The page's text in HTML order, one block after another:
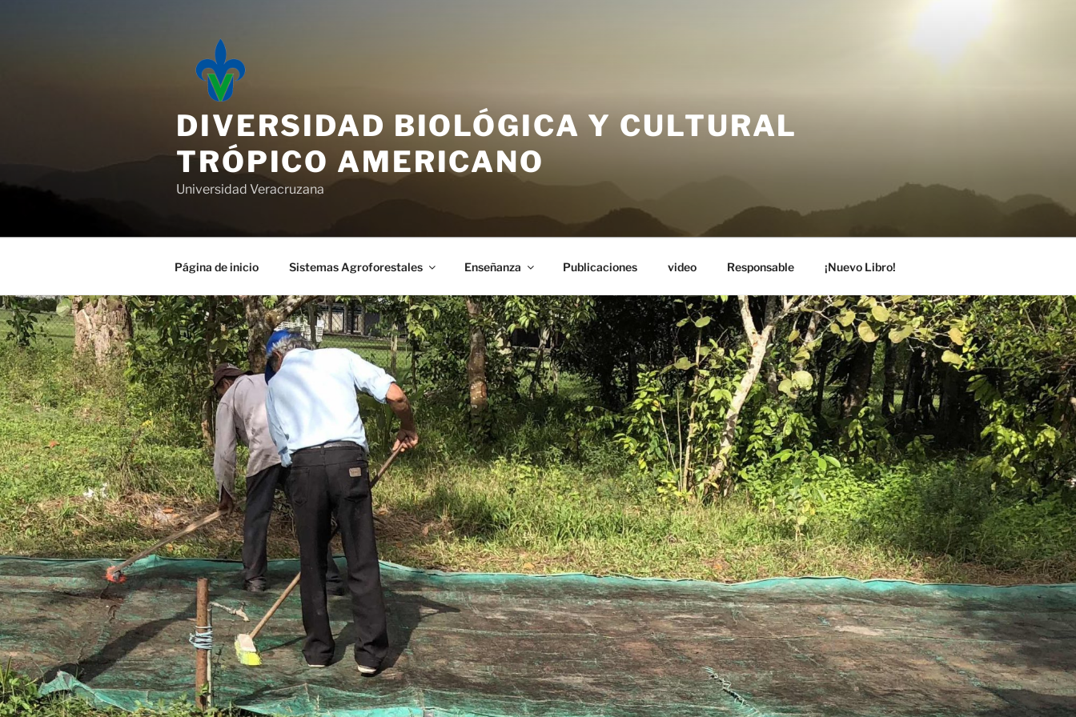
DIVERSIDAD BIOLÓGICA Y CULTURAL
TRÓPICO AMERICANO
Universidad Veracruzana
Página de inicio Sistemas Agroforestales Enseñanza Publicaciones video Responsable ¡Nuevo Libro!